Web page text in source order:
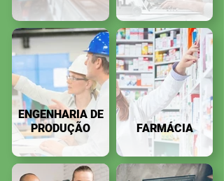
ENGENHARIA DE
PRODUÇÃO
FARMÁCIA